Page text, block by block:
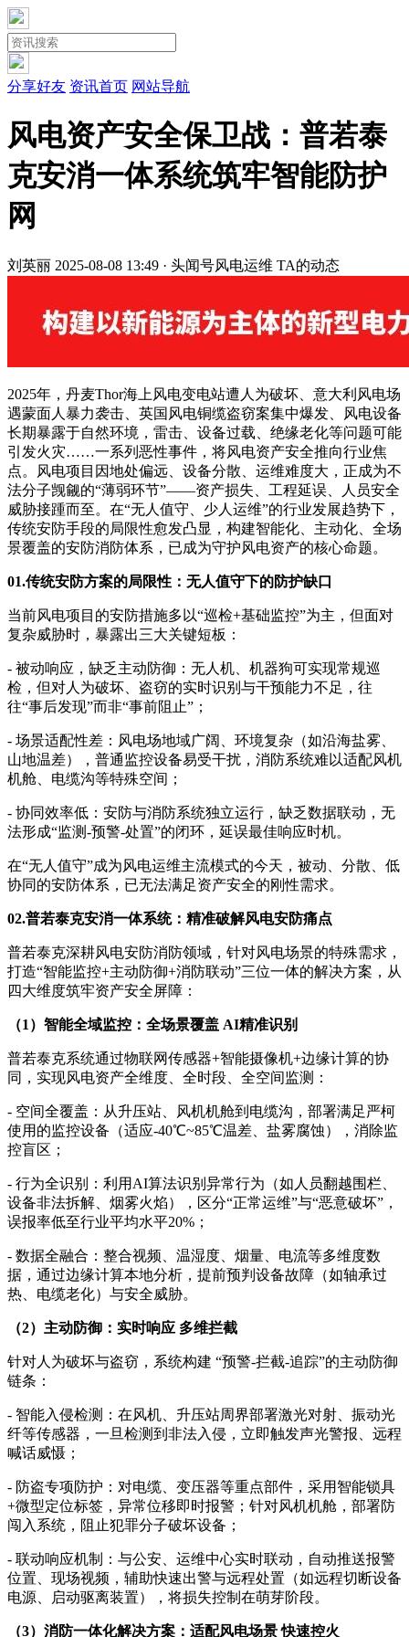
分享好友 资讯首页 网站导航
风电资产安全保卫战：普若泰
克安消一体系统筑牢智能防护
网
刘英丽 2025-08-08 13:49 · 头闻号风电运维 TA的动态
2025年，丹麦Thor海上风电变电站遭人为破坏、意大利风电场
遇蒙面人暴力袭击、英国风电铜缆盗窃案集中爆发、风电设备
长期暴露于自然环境，雷击、设备过载、绝缘老化等问题可能
引发火灾……一系列恶性事件，将风电资产安全推向行业焦
点。风电项目因地处偏远、设备分散、运维难度大，正成为不
法分子觊觎的“薄弱环节”——资产损失、工程延误、人员安全
威胁接踵而至。在“无人值守、少人运维”的行业发展趋势下，
传统安防手段的局限性愈发凸显，构建智能化、主动化、全场
景覆盖的安防消防体系，已成为守护风电资产的核心命题。
01.传统安防方案的局限性：无人值守下的防护缺口
当前风电项目的安防措施多以“巡检+基础监控”为主，但面对
复杂威胁时，暴露出三大关键短板：
- 被动响应，缺乏主动防御：无人机、机器狗可实现常规巡
检，但对人为破坏、盗窃的实时识别与干预能力不足，往
往“事后发现”而非“事前阻止”；
- 场景适配性差：风电场地域广阔、环境复杂（如沿海盐雾、
山地温差），普通监控设备易受干扰，消防系统难以适配风机
机舱、电缆沟等特殊空间；
- 协同效率低：安防与消防系统独立运行，缺乏数据联动，无
法形成“监测-预警-处置”的闭环，延误最佳响应时机。
在“无人值守”成为风电运维主流模式的今天，被动、分散、低
协同的安防体系，已无法满足资产安全的刚性需求。
02.普若泰克安消一体系统：精准破解风电安防痛点
普若泰克深耕风电安防消防领域，针对风电场景的特殊需求，
打造“智能监控+主动防御+消防联动”三位一体的解决方案，从
四大维度筑牢资产安全屏障：
（1）智能全域监控：全场景覆盖 AI精准识别
普若泰克系统通过物联网传感器+智能摄像机+边缘计算的协
同，实现风电资产全维度、全时段、全空间监测：
- 空间全覆盖：从升压站、风机机舱到电缆沟，部署满足严柯
使用的监控设备（适应-40℃~85℃温差、盐雾腐蚀），消除监
控盲区；
- 行为全识别：利用AI算法识别异常行为（如人员翻越围栏、
设备非法拆解、烟雾火焰），区分“正常运维”与“恶意破坏”，
误报率低至行业平均水平20%；
- 数据全融合：整合视频、温湿度、烟量、电流等多维度数
据，通过边缘计算本地分析，提前预判设备故障（如轴承过
热、电缆老化）与安全威胁。
（2）主动防御：实时响应 多维拦截
针对人为破坏与盗窃，系统构建 “预警-拦截-追踪”的主动防御
链条：
- 智能入侵检测：在风机、升压站周界部署激光对射、振动光
纤等传感器，一旦检测到非法入侵，立即触发声光警报、远程
喊话威慑；
- 防盗专项防护：对电缆、变压器等重点部件，采用智能锁具
+微型定位标签，异常位移即时报警；针对风机机舱，部署防
闯入系统，阻止犯罪分子破坏设备；
- 联动响应机制：与公安、运维中心实时联动，自动推送报警
位置、现场视频，辅助快速出警与远程处置（如远程切断设备
电源、启动驱离装置），将损失控制在萌芽阶段。
（3）消防一体化解决方案：适配风电场景 快速控火